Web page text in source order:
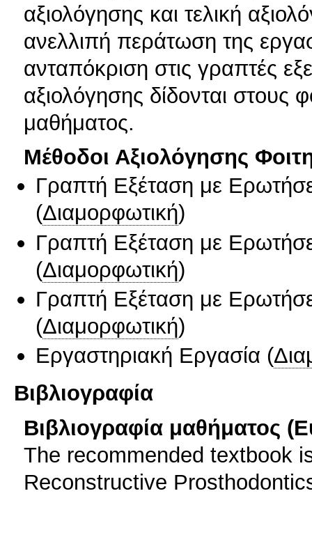
αξιολόγησης και τελική
ανελλιπή περάτωση της
ανταπόκριση στις γραπτές
αξιολόγησης δίδονται στους
μαθήματος.
Μέθοδοι Αξιολόγησης
Γραπτή Εξέταση με
(Διαμορφωτική)
Γραπτή Εξέταση με
(Διαμορφωτική)
Γραπτή Εξέταση με
(Διαμορφωτική)
Εργαστηριακή Εργασία (
Βιβλιογραφία
Βιβλιογραφία μαθήματος
The recommended textbook
Reconstructive